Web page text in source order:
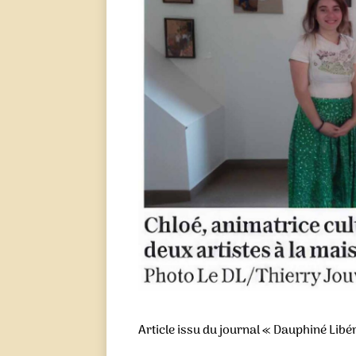
Article issu du journal « Dauphiné